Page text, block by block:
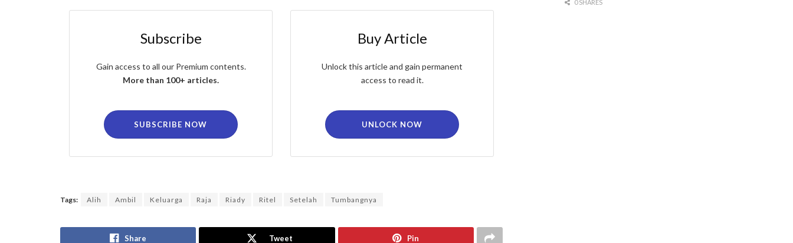
Subscribe
Gain access to all our Premium contents.
More than 100+ articles.
SUBSCRIBE NOW
Buy Article
Unlock this article and gain permanent
access to read it.
UNLOCK NOW
Tags: Alih Ambil Keluarga Raja Riady Ritel Setelah Tumbangnya
Share Tweet Pin
0 SHARES